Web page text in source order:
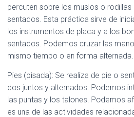
percuten sobre los muslos o
sentados. Esta práctica sirve de
los instrumentos de placa y a los
sentados. Podemos cruzar las
mismo tiempo o en forma alternada.
Pies (pisada): Se realiza de pie o
dos juntos y alternados. Podemos
las puntas y los talones. Podemos
es una de las actividades